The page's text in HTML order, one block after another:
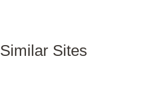
Similar Sites